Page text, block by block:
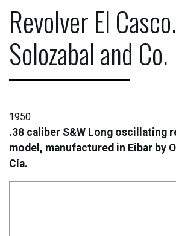
Revolver El
Solozabal and Co.
1950
.38 caliber S&W Long oscillating
model, manufactured in Eibar by
Cía.